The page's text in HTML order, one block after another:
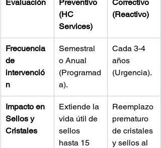
Evaluación
Preventivo
(HC
Services)
Correctivo
(Reactivo)
Frecuencia
de
intervenció
n
Semestral
o Anual
(Programad
a).
Cada 3-4
años
(Urgencia).
Impacto en
Sellos y
Cristales
Extiende la
vida útil de
sellos
hasta 15
Reemplazo
prematuro
de cristales
y sellos al